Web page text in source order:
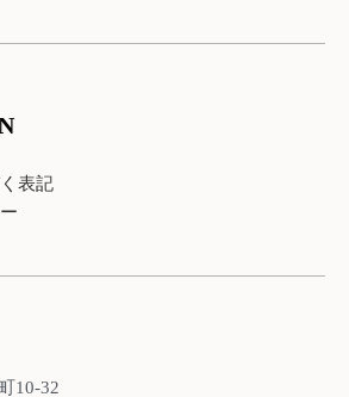
表記
10-32